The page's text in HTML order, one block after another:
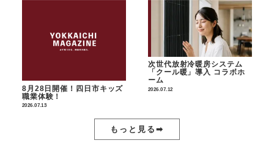
8月28日開催！四日市キッズ
職業体験！
2026.07.13
次世代放射冷暖房システム
「クール暖」導入 コラボホ
ーム
2026.07.12
もっと見る➡︎